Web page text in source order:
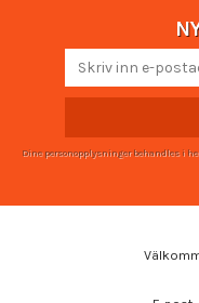
Dine personopplysninger behandles i